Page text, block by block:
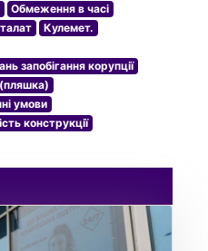
Обмеження в часі
Кулемет.
запобігання корупції
умови
конструкції